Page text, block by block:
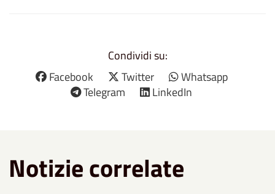
Condividi su:
Facebook
Twitter
Whatsapp
Telegram
LinkedIn
Notizie correlate